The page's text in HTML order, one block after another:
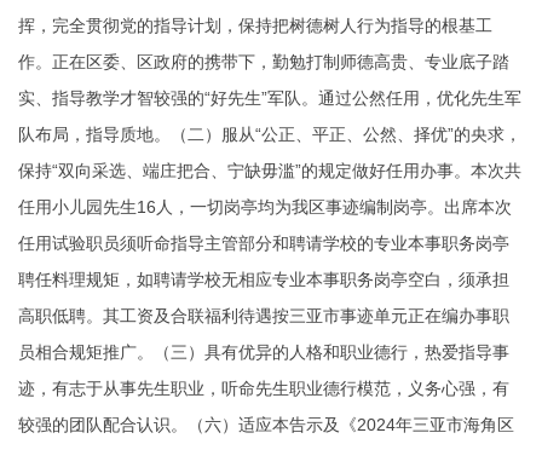
挥，完全贯彻党的指导计划，保持把树德树人行为指导的根基工
作。正在区委、区政府的携带下，勤勉打制师德高贵、专业底子踏
实、指导教学才智较强的“好先生”军队。通过公然任用，优化先生军
队布局，指导质地。（二）服从“公正、平正、公然、择优”的央求，
保持“双向采选、端庄把合、宁缺毋滥”的规定做好任用办事。本次共
任用小儿园先生16人，一切岗亭均为我区事迹编制岗亭。出席本次
任用试验职员须听命指导主管部分和聘请学校的专业本事职务岗亭
聘任料理规矩，如聘请学校无相应专业本事职务岗亭空白，须承担
高职低聘。其工资及合联福利待遇按三亚市事迹单元正在编办事职
员相合规矩推广。（三）具有优异的人格和职业德行，热爱指导事
迹，有志于从事先生职业，听命先生职业德行模范，义务心强，有
较强的团队配合认识。（六）适应本告示及《2024年三亚市海角区